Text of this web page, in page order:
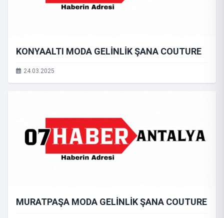
KONYAALTI MODA GELİNLİK ŞANA COUTURE
24.03.2025
MURATPAŞA MODA GELİNLİK ŞANA COUTURE